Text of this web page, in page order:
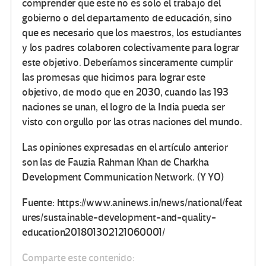
comprender que este no es solo el trabajo del
gobierno o del departamento de educación, sino
que es necesario que los maestros, los estudiantes
y los padres colaboren colectivamente para lograr
este objetivo. Deberíamos sinceramente cumplir
las promesas que hicimos para lograr este
objetivo, de modo que en 2030, cuando las 193
naciones se unan, el logro de la India pueda ser
visto con orgullo por las otras naciones del mundo.
Las opiniones expresadas en el artículo anterior
son las de Fauzia Rahman Khan de Charkha
Development Communication Network. (Y YO)
Fuente: https://www.aninews.in/news/national/feat
ures/sustainable-development-and-quality-
education201801302121060001/
Comparte este contenido: